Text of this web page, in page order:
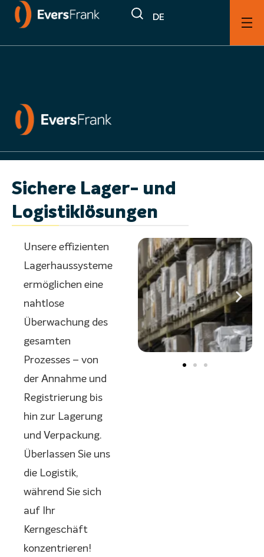
DE
Dienstleistungen
Sichere Lager- und
Logistiklösungen
Unsere effizienten
Lagerhaussysteme
ermöglichen eine
nahtlose
Überwachung des
gesamten
Prozesses – von
der Annahme und
Registrierung bis
hin zur Lagerung
und Verpackung.
Überlassen Sie uns
die Logistik,
während Sie sich
auf Ihr
Kerngeschäft
konzentrieren!